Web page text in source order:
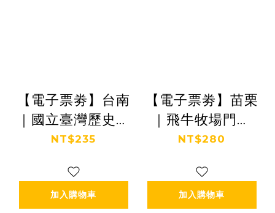
【電子票劵】台南
｜國立臺灣歷史博
物館+個人語音導
NT$235
加入購物車
【電子票劵】苗栗
｜飛牛牧場門票
(暑期限定，贈羊
NT$280
加入購物車